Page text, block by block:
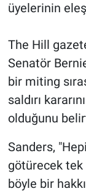
üyelerinin
The Hill
Senatör
bir miting
saldırı
olduğunu
Sanders,
götürecek tek
böyle bir